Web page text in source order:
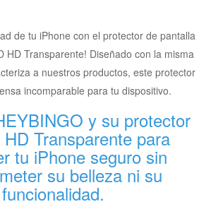
de tu iPhone con el protector de pantalla
HD Transparente! Diseñado con la misma
a nuestros productos, este protector
incomparable para tu dispositivo.
y su protector
Transparente para
tu iPhone seguro sin
su belleza ni su
funcionalidad.